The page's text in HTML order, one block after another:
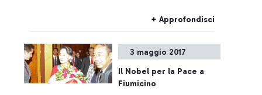
dei Bee Gees+ Approfondisci
3 maggio 2017
Il Nobel per la Pace a
Fiumicino